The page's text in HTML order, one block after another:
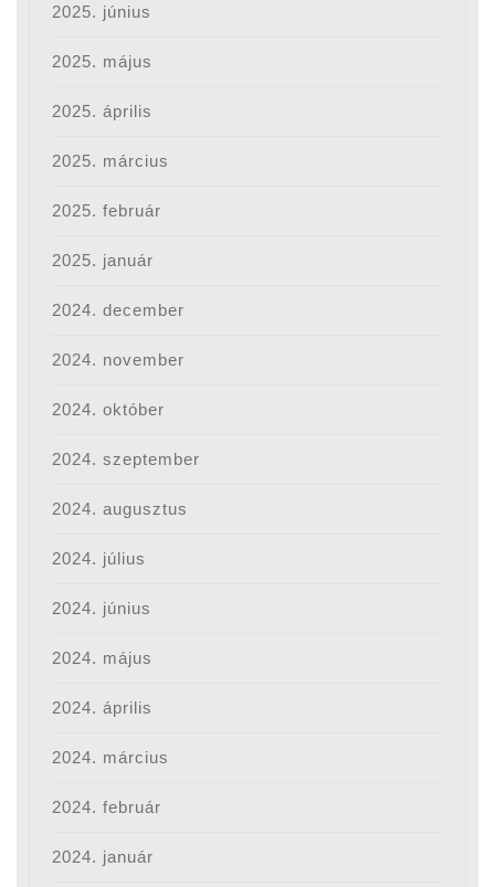
2025. június
2025. május
2025. április
2025. március
2025. február
2025. január
2024. december
2024. november
2024. október
2024. szeptember
2024. augusztus
2024. július
2024. június
2024. május
2024. április
2024. március
2024. február
2024. január